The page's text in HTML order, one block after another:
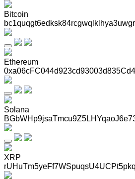
Bitcoin
Ethereum
Solana
XRP